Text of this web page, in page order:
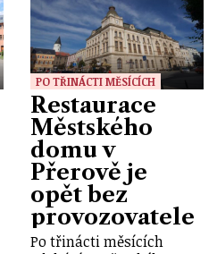
PO TŘINÁCTI MĚSÍCÍCH
Restaurace
Městského
domu v
Přerově je
opět bez
provozovatele
Po třinácti měsících